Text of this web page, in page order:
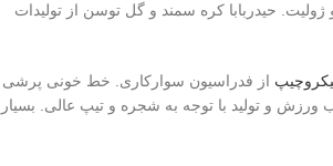
ژولیت. حیدربابا کره سمند و گل توسن از تولیدات
از فدراسیون سوارکاری. خط خونی پرشی
و تولید با توجه به شجره و تیپ عالی. بسیار